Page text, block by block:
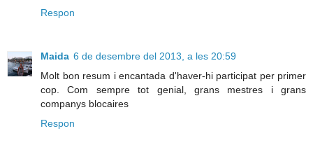
Respon
Maida 6 de desembre del 2013, a les 20:59
Molt bon resum i encantada d'haver-hi participat per primer
cop. Com sempre tot genial, grans mestres i grans
companys blocaires
Respon